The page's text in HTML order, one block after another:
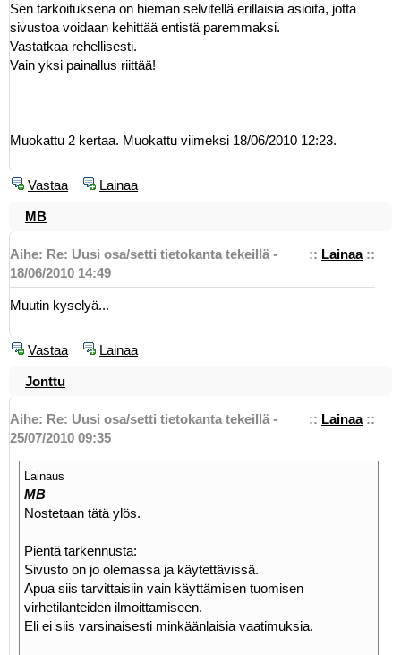
Sen tarkoituksena on hieman selvitellä erillaisia asioita, jotta
sivustoa voidaan kehittää entistä paremmaksi.
Vastatkaa rehellisesti.
Vain yksi painallus riittää!
Muokattu 2 kertaa. Muokattu viimeksi 18/06/2010 12:23.
Vastaa Lainaa
MB
:: Lainaa::
Aihe: Re: Uusi osa/setti tietokanta tekeillä -
18/06/2010 14:49
Muutin kyselyä...
Vastaa Lainaa
Jonttu
:: Lainaa::
Aihe: Re: Uusi osa/setti tietokanta tekeillä -
25/07/2010 09:35
Lainaus
MB
Nostetaan tätä ylös.
Pientä tarkennusta:
Sivusto on jo olemassa ja käytettävissä.
Apua siis tarvittaisiin vain käyttämisen tuomisen
virhetilanteiden ilmoittamiseen.
Eli ei siis varsinaisesti minkäänlaisia vaatimuksia.